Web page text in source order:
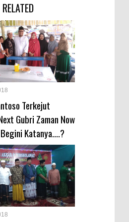
RELATED
Terkejut
Gubri Zaman Now
Katanya....?